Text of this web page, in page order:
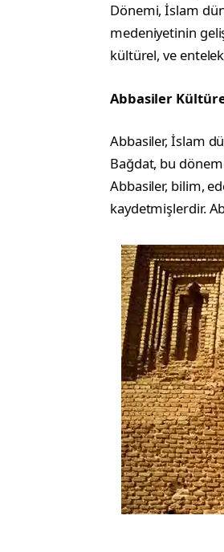
Dönemi, İslam
medeniyetinin
kültürel, ve
Abbasiler
Abbasiler, İslam
Bağdat, bu
Abbasiler, bilim,
kaydetmişlerdir.